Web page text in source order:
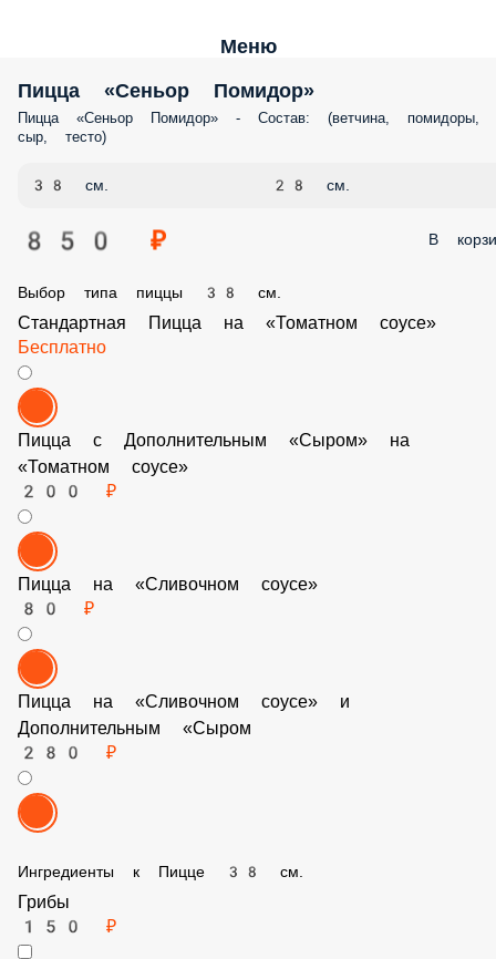
Меню
Пицца «Сеньор Помидор»
Пицца «Сеньор Помидор» - Состав: (ветчина, помидоры, сыр, тесто)
850 ₽
Стандартная Пицца на «Томатном соусе»
Бесплатно
Пицца с Дополнительным «Сыром» на «Томатном соусе»
200 ₽
Пицца на «Сливочном соусе»
Пицца на «Сливочном соусе» и Дополнительным «Сыром
Ингредиенты к Пицце 38 см.